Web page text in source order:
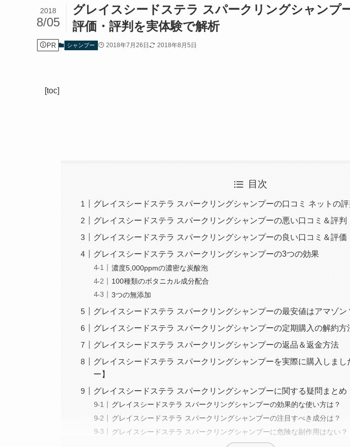
グレイスシードステラ スパークリングシャンプ
評価・評判を実体験で解析
2018
8/05
PR シャンプー 2018年7月26日 2018年8月5日
[toc]
目次
グレイスシードステラ スパークリングシャンプーの口コミ ネットの
グレイスシードステラ スパークリングシャンプーの悪い口コミ＆評判
グレイスシードステラ スパークリングシャンプーの良い口コミ＆評価
グレイスシードステラ スパークリングシャンプーの3つの効果
濃度5,000ppmの濃密な炭酸泡
100種類のボタニカル成分配合
3つの無添加
グレイスシードステラ スパークリングシャンプーの最安値はアマゾン
グレイスシードステラ スパークリングシャンプーの定期購入の解約方
グレイスシードステラ スパークリングシャンプーの返品＆返金方法
グレイスシードステラ スパークリングシャンプーを実際に購入しまし
ー】
グレイスシードステラ スパークリングシャンプーに関する疑問まとめ
グレイスシードステラ スパークリングシャンプーの効果的な使い方は？
グレイスシードステラ スパークリングシャンプーの注目すべき成分は？
グレイスシードステラ スパークリングシャンプーに危険な副作用はない？